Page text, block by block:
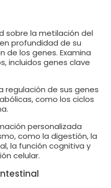
sobre la metilación del
profundidad de su
de los genes. Examina
incluidos genes clave
regulación de sus genes
como los ciclos
personalizada
como la digestión, la
la función cognitiva y
celular.